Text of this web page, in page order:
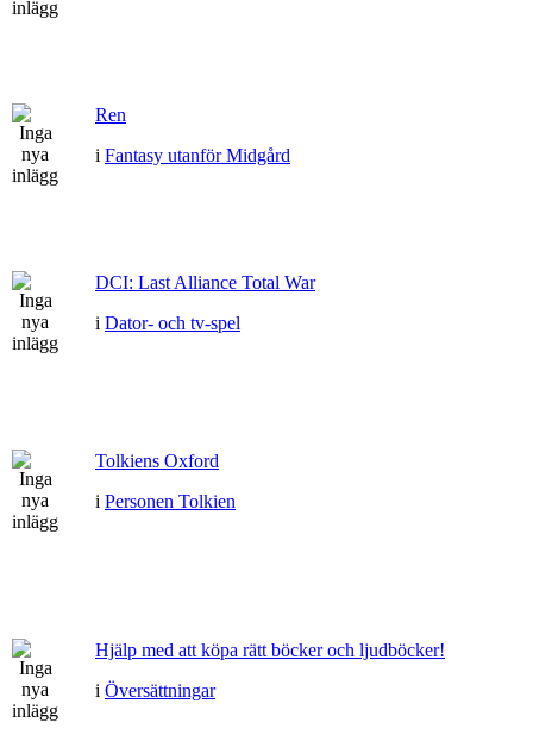
Ren
i Fantasy utanför Midgård
DCI: Last Alliance Total War
i Dator- och tv-spel
Tolkiens Oxford
i Personen Tolkien
Hjälp med att köpa rätt böcker och ljudböcker!
i Översättningar